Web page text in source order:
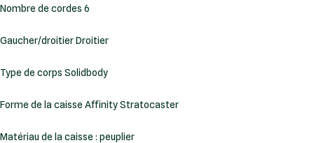
Nombre de cordes 6
Gaucher/droitier Droitier
Type de corps Solidbody
Forme de la caisse Affinity Stratocaster
Matériau de la caisse : peuplier